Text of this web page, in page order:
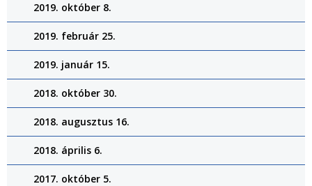
2019. október 8.
2019. február 25.
2019. január 15.
2018. október 30.
2018. augusztus 16.
2018. április 6.
2017. október 5.